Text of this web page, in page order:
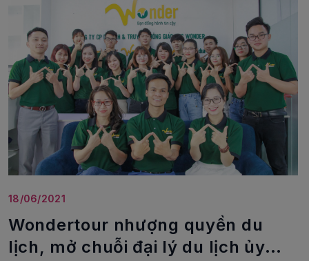
18/06/2021
Wondertour nhượng quyền du
lịch, mở chuỗi đại lý du lịch ủy